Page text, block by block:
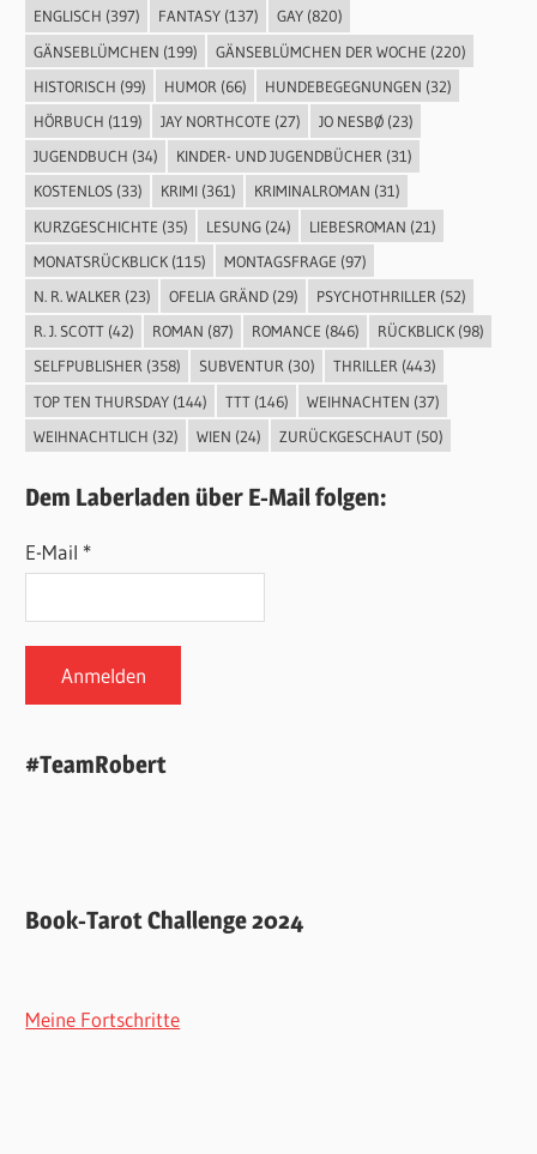
ENGLISCH (397) FANTASY(137) GAY(820)
GÄNSEBLÜMCHEN (199) GÄNSEBLÜMCHEN DER WOCHE (220)
HISTORISCH (99) HUMOR (66) HUNDEBEGEGNUNGEN (32)
HÖRBUCH (119) JAY NORTHCOTE (27) JO NESBØ(23)
JUGENDBUCH (34) KINDER- UND JUGENDBÜCHER (31)
KOSTENLOS(33) KRIMI(361) KRIMINALROMAN (31)
KURZGESCHICHTE (35) LESUNG(24) LIEBESROMAN (21)
MONATSRÜCKBLICK(115) MONTAGSFRAGE (97)
N. R. WALKER (23) OFELIA GRÄND(29) PSYCHOTHRILLER (52)
R. J. SCOTT(42) ROMAN (87) ROMANCE (846) RÜCKBLICK(98)
SELFPUBLISHER(358) SUBVENTUR(30) THRILLER(443)
TOP TEN THURSDAY(144) TTT(146) WEIHNACHTEN (37)
WEIHNACHTLICH (32) WIEN (24) ZURÜCKGESCHAUT(50)
Dem Laberladen über E-Mail folgen:
E-Mail *
#TeamRobert
Book-Tarot Challenge 2024
Meine Fortschritte